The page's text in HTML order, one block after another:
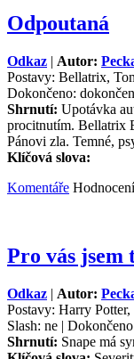
Odpoutaná
Odkaz | Autor:
Postavy: Bellatrix,
Dokončeno:
Shrnutí: Upotávka
procitnutím. Bellatrix
Pánovi zla. Temné,
Klíčová slova:
Komentáře
Pro vás jsem
Odkaz | Autor:
Postavy: Harry
Slash: ne |
Shrnutí: Snape má